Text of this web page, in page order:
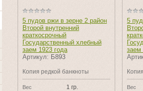
5 пудов ржи в зерне 2 район
Второй внутренний
краткосрочный
Государственный хлебный
заем 1923 года
Артикул: Б893
Копия редкой банкноты
Вес 1 гр.
5
заем
Вес